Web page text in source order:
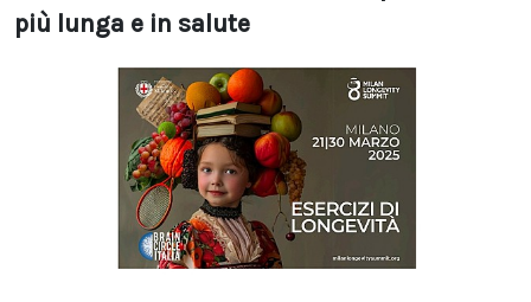
più lunga e in salute